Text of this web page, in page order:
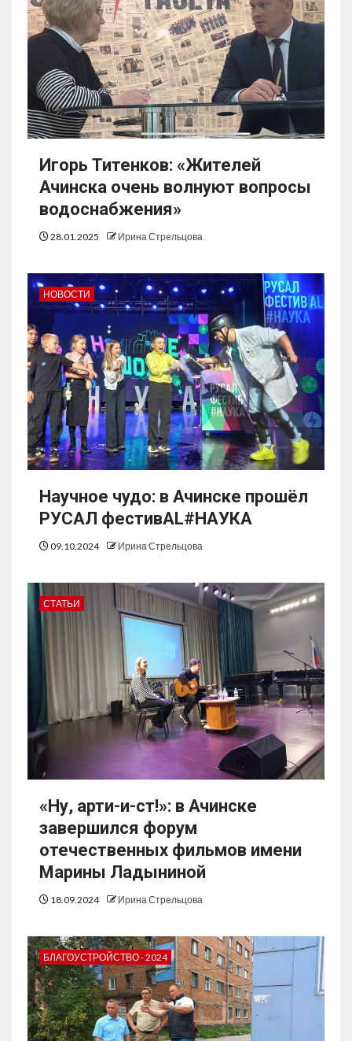
Игорь Титенков: «Жителей
Ачинска очень волнуют вопросы
водоснабжения»
28.01.2025 Ирина Стрельцова
НОВОСТИ
Научное чудо: в Ачинске прошёл
РУСАЛ фестивAL#НАУКА
09.10.2024 Ирина Стрельцова
СТАТЬИ
«Ну, арти-и-ст!»: в Ачинске
завершился форум
отечественных фильмов имени
Марины Ладыниной
18.09.2024 Ирина Стрельцова
БЛАГОУСТРОЙСТВО - 2024